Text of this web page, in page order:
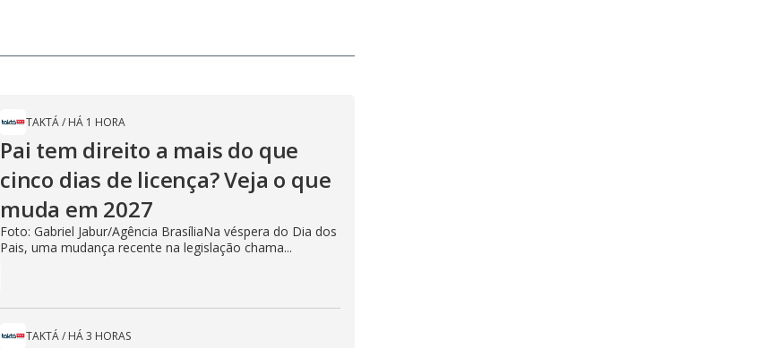
TAKTÁ/ HÁ 1 HORA
Pai tem direito a mais do que
cinco dias de licença? Veja o que
muda em 2027
Foto: Gabriel Jabur/Agência BrasíliaNa véspera do Dia dos
Pais, uma mudança recente na legislação chama...
TAKTÁ/ HÁ 3 HORAS